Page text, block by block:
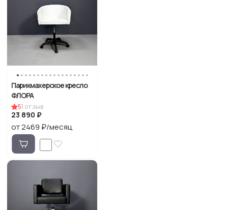
Парикмахерское кресло
ФЛОРА
51 отзыв
23 890 ₽
от 2469 ₽/месяц